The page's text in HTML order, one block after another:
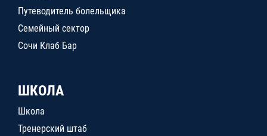
Путеводитель болельщика
Семейный сектор
Сочи Клаб Бар
ШКОЛА
Школа
Тренерский штаб